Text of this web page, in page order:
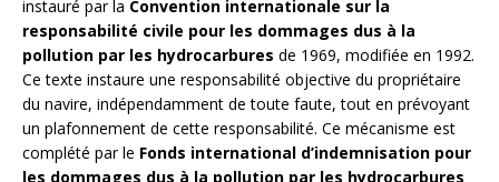
instauré par la Convention internationale sur la
responsabilité civile pour les dommages dus à la
pollution par les hydrocarbures de 1969, modifiée en 1992.
Ce texte instaure une responsabilité objective du propriétaire
du navire, indépendamment de toute faute, tout en prévoyant
un plafonnement de cette responsabilité. Ce mécanisme est
complété par le Fonds international d’indemnisation pour
les dommages dus à la pollution par les hydrocarbures